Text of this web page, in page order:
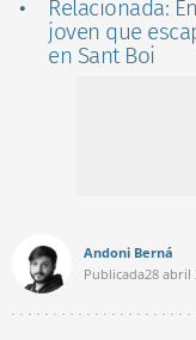
Relacionada:
joven que
en Sant Boi
Andoni Berná
Publicada28 abril